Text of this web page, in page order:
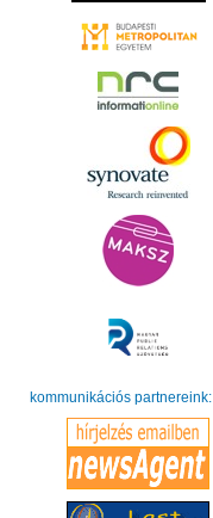
kommunikációs partnereink: